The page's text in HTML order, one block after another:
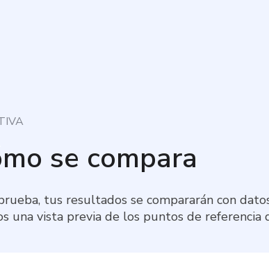
se compara
tus resultados se compararán con
una vista previa de los puntos de